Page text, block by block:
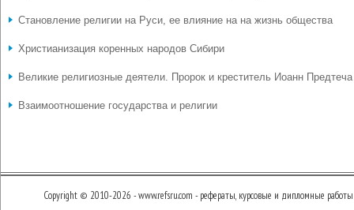
Становление религии на Руси, ее влияние на на жизнь общества
Христианизация коренных народов Сибири
Великие религиозные деятели. Пророк и креститель Иоанн Предтеча
Взаимоотношение государства и религии
Copyright © 2010-2026 - www.refsru.com - рефераты, курсовые и дипломные работы